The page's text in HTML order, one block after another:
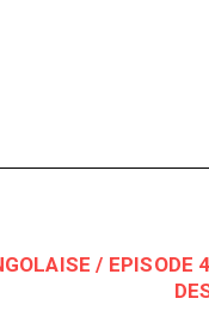
/ EPISODE